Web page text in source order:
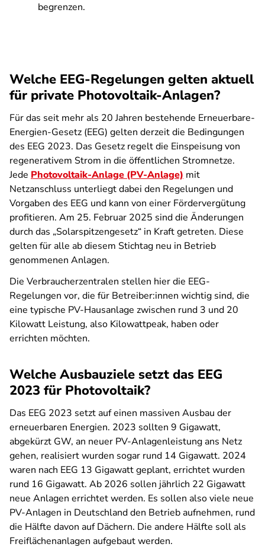
begrenzen.
Welche EEG-Regelungen gelten aktuell
für private Photovoltaik-Anlagen?
Für das seit mehr als 20 Jahren bestehende Erneuerbare-
Energien-Gesetz (EEG) gelten derzeit die Bedingungen
des EEG 2023. Das Gesetz regelt die Einspeisung von
regenerativem Strom in die öffentlichen Stromnetze.
Jede Photovoltaik-Anlage (PV-Anlage) mit
Netzanschluss unterliegt dabei den Regelungen und
Vorgaben des EEG und kann von einer Fördervergütung
profitieren. Am 25. Februar 2025 sind die Änderungen
durch das „Solarspitzengesetz“ in Kraft getreten. Diese
gelten für alle ab diesem Stichtag neu in Betrieb
genommenen Anlagen.
Die Verbraucherzentralen stellen hier die EEG-
Regelungen vor, die für Betreiber:innen wichtig sind, die
eine typische PV-Hausanlage zwischen rund 3 und 20
Kilowatt Leistung, also Kilowattpeak, haben oder
errichten möchten.
Welche Ausbauziele setzt das EEG
2023 für Photovoltaik?
Das EEG 2023 setzt auf einen massiven Ausbau der
erneuerbaren Energien. 2023 sollten 9 Gigawatt,
abgekürzt GW, an neuer PV-Anlagenleistung ans Netz
gehen, realisiert wurden sogar rund 14 Gigawatt. 2024
waren nach EEG 13 Gigawatt geplant, errichtet wurden
rund 16 Gigawatt. Ab 2026 sollen jährlich 22 Gigawatt
neue Anlagen errichtet werden. Es sollen also viele neue
PV-Anlagen in Deutschland den Betrieb aufnehmen, rund
die Hälfte davon auf Dächern. Die andere Hälfte soll als
Freiflächenanlagen aufgebaut werden.